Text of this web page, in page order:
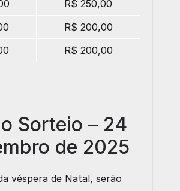
R$ 250,00
R$ 200,00
R$ 200,00
Sorteio – 24
de 2025
véspera de Natal, serão